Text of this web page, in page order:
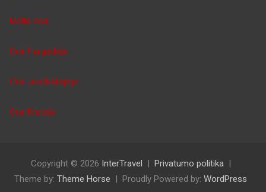
Malta orai
Orai Hurgadoje
Orai Juodkalnijoje
Orai Kretoje
Copyright © 2026 InterTravel
Privatumo politika
Theme by: Theme Horse Proudly Powered by: WordPress